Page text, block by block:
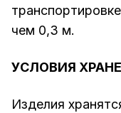
чем 0,3 м.
УСЛОВИЯ
Изделия